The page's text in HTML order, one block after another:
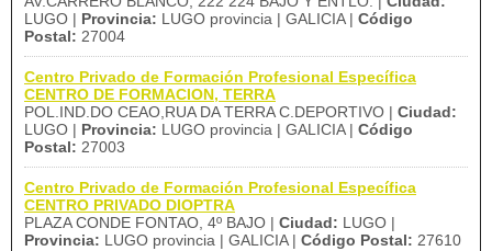
LUGO | Provincia: LUGO provincia | GALICIA | Código
Postal: 27004
Centro Privado de Formación Profesional Específica
CENTRO DE FORMACION, TERRA
POL.IND.DO CEAO,RUA DA TERRA C.DEPORTIVO | Ciudad:
LUGO | Provincia: LUGO provincia | GALICIA | Código
Postal: 27003
Centro Privado de Formación Profesional Específica
CENTRO PRIVADO DIOPTRA
PLAZA CONDE FONTAO, 4º BAJO | Ciudad: LUGO |
Provincia: LUGO provincia | GALICIA | Código Postal: 27610